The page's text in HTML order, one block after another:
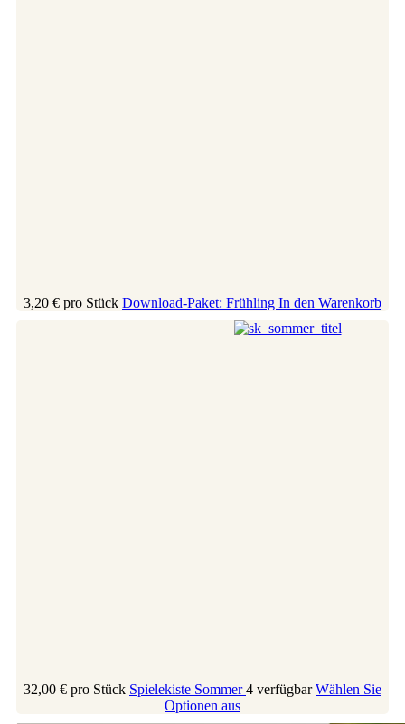
3,20 € pro Stück Download-Paket: Frühling In den Warenkorb
32,00 € pro Stück Spielekiste Sommer4 verfügbar Wählen Sie
Optionen aus